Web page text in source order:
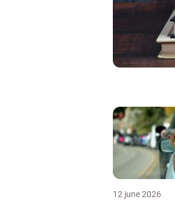
12 june 2026